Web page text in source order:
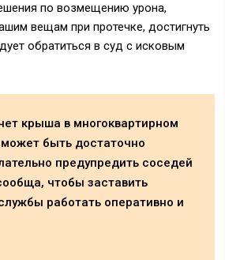
по возмещению урона,
вещам при протечке, достигнуть
обратиться в суд с исковым
крыша в многоквартирном
быть достаточно
предупредить соседей
чтобы заставить
работать оперативно и